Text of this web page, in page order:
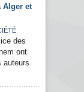
Alger et
des
ont
auteurs